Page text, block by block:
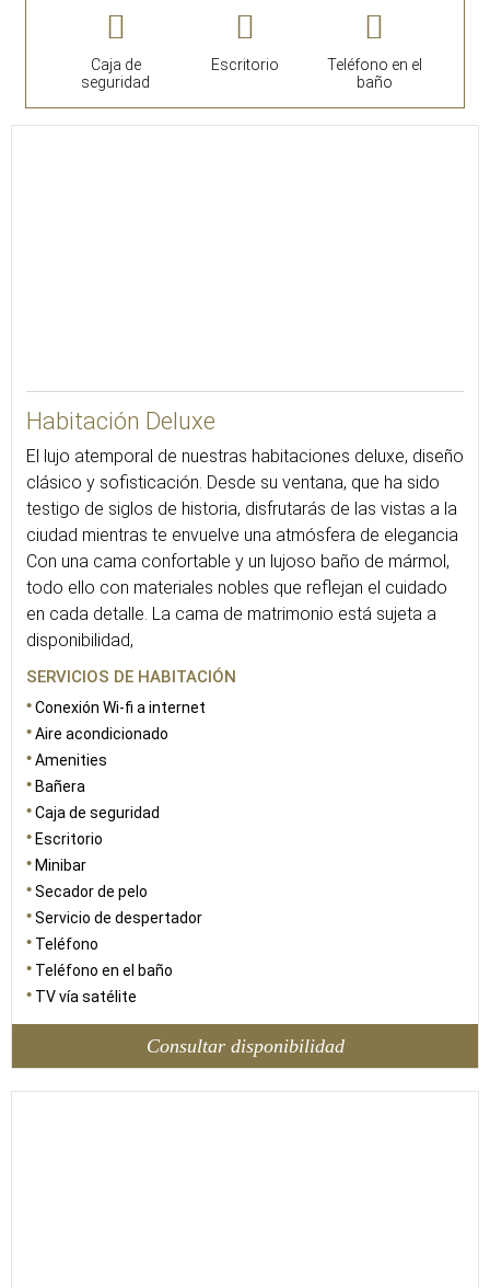
Caja de
seguridad
Escritorio
Teléfono en el
baño
Habitación Deluxe
El lujo atemporal de nuestras habitaciones deluxe, diseño
clásico y sofisticación. Desde su ventana, que ha sido
testigo de siglos de historia, disfrutarás de las vistas a la
ciudad mientras te envuelve una atmósfera de elegancia
Con una cama confortable y un lujoso baño de mármol,
todo ello con materiales nobles que reflejan el cuidado
en cada detalle. La cama de matrimonio está sujeta a
disponibilidad,
SERVICIOS DE HABITACIÓN
Conexión Wi-fi a internet
Aire acondicionado
Amenities
Bañera
Caja de seguridad
Escritorio
Minibar
Secador de pelo
Servicio de despertador
Teléfono
Teléfono en el baño
TV vía satélite
Consultar disponibilidad